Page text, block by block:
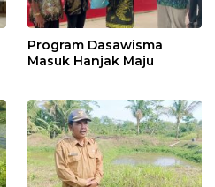
Program Dasawisma
Masuk Hanjak Maju